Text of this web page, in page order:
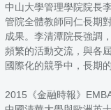
中山大學管理學院院長
管院全體教師同仁長期
成果。李清潭院長強調
頻繁的活動交流，與各
國際化的競爭中，長期
2015《金融時報》